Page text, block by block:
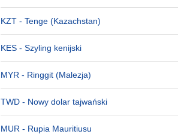
KZT - Tenge (Kazachstan)
KES - Szyling kenijski
MYR - Ringgit (Malezja)
TWD - Nowy dolar tajwański
MUR - Rupia Mauritiusu